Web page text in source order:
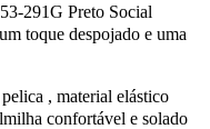
291G Preto Social
toque despojado e uma
, material elástico
confortável e solado